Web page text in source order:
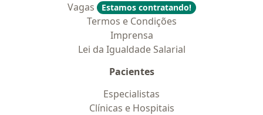
Vagas
Estamos contratando!
Termos e Condições
Imprensa
Lei da Igualdade Salarial
Pacientes
Especialistas
Clínicas e Hospitais